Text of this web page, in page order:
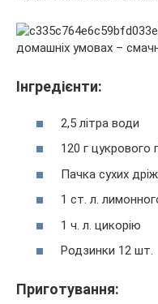
Інгредієнти:
2,5 літра води
120 г цукрового
Пачка сухих
1 ст. л.
1 ч. л. цикорію
Родзинки 12 шт.
Приготування: